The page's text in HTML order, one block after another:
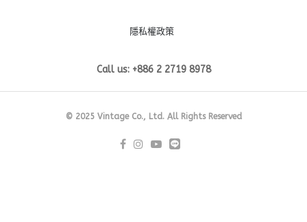
隱私權政策
Call us: +886 2 2719 8978
© 2025 Vintage Co., Ltd. All Rights Reserved